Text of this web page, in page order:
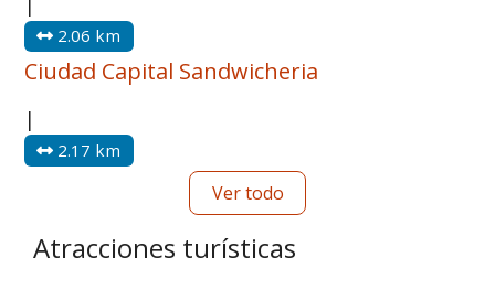
2.06 km
Ciudad Capital Sandwicheria
|
2.17 km
Ver todo
Atracciones turísticas